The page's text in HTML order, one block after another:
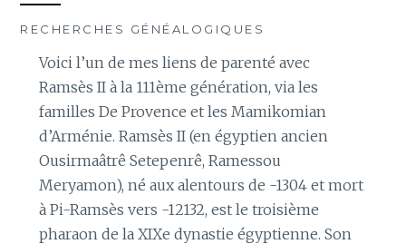
RECHERCHES GÉNÉALOGIQUES
Voici l’un de mes liens de parenté avec
Ramsès II à la 111ème génération, via les
familles De Provence et les Mamikomian
d’Arménie. Ramsès II (en égyptien ancien
Ousirmaâtrê Setepenrê, Ramessou
Meryamon), né aux alentours de -1304 et mort
à Pi-Ramsès vers -12132, est le troisième
pharaon de la XIXe dynastie égyptienne. Son